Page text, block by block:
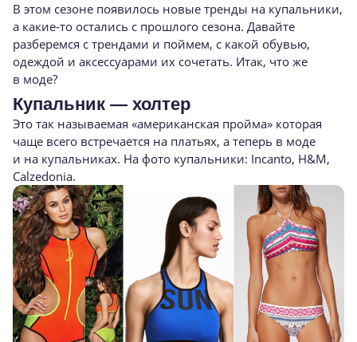
В этом сезоне появилось новые тренды на купальники,
а какие-то остались с прошлого сезона. Давайте
разберемся с трендами и поймем, с какой обувью,
одеждой и аксессуарами их сочетать. Итак, что же
в моде?
Купальник — холтер
Это так называемая «американская пройма» которая
чаще всего встречается на платьях, а теперь в моде
и на купальниках. На фото купальники: Incanto, H&M,
Calzedonia.